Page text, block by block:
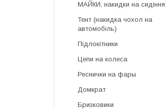
МАЙКИ, накидки на сидіння
Тент (накидка чохол на
автомобіль)
Підлокітники
Цепи на колеса
Реснички на фары
Домкрат
Бризковики